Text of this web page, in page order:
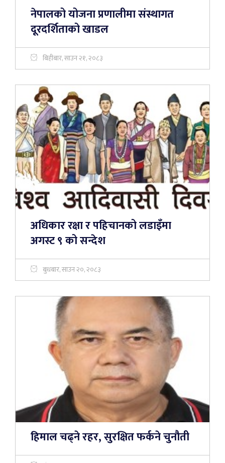
नेपालको योजना प्रणालीमा संस्थागत
दूरदर्शिताको खाडल
बिहीबार, साउन २१, २०८३
अधिकार रक्षा र पहिचानको लडाइँमा
अगस्ट ९ को सन्देश
बुधबार, साउन २०, २०८३
हिमाल चढ्ने रहर, सुरक्षित फर्कने चुनौती